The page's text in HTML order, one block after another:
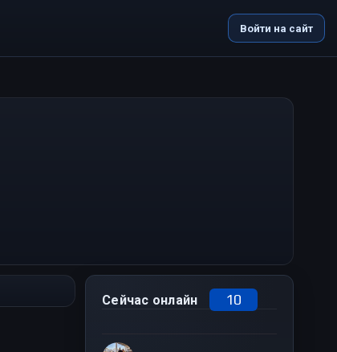
Войти на сайт
Сейчас онлайн 10